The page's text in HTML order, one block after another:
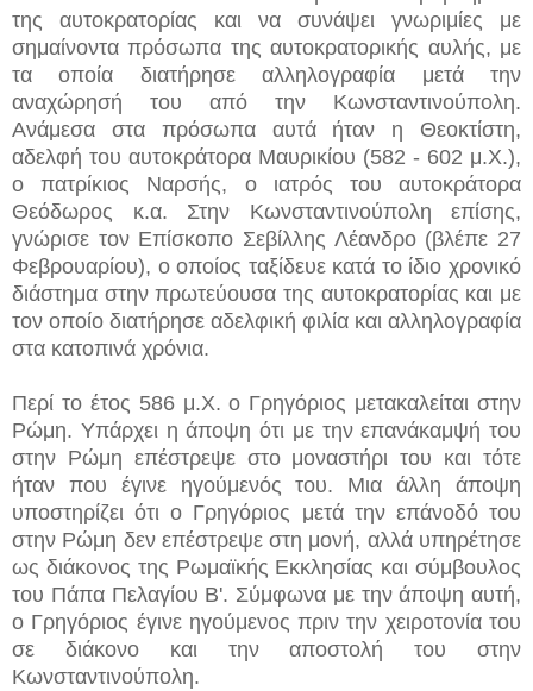
της αυτοκρατορίας και να συνάψει γνωριμίες με
σημαίνοντα πρόσωπα της αυτοκρατορικής αυλής, με
τα οποία διατήρησε αλληλογραφία μετά την
αναχώρησή του από την Κωνσταντινούπολη.
Ανάμεσα στα πρόσωπα αυτά ήταν η Θεοκτίστη,
αδελφή του αυτοκράτορα Μαυρικίου (582 - 602 μ.Χ.),
ο πατρίκιος Ναρσής, ο ιατρός του αυτοκράτορα
Θεόδωρος κ.α. Στην Κωνσταντινούπολη επίσης,
γνώρισε τον Επίσκοπο Σεβίλλης Λέανδρο (βλέπε 27
Φεβρουαρίου), ο οποίος ταξίδευε κατά το ίδιο χρονικό
διάστημα στην πρωτεύουσα της αυτοκρατορίας και με
τον οποίο διατήρησε αδελφική φιλία και αλληλογραφία
στα κατοπινά χρόνια.
Περί το έτος 586 μ.Χ. ο Γρηγόριος μετακαλείται στην
Ρώμη. Υπάρχει η άποψη ότι με την επανάκαμψή του
στην Ρώμη επέστρεψε στο μοναστήρι του και τότε
ήταν που έγινε ηγούμενός του. Μια άλλη άποψη
υποστηρίζει ότι ο Γρηγόριος μετά την επάνοδό του
στην Ρώμη δεν επέστρεψε στη μονή, αλλά υπηρέτησε
ως διάκονος της Ρωμαϊκής Εκκλησίας και σύμβουλος
του Πάπα Πελαγίου Β'. Σύμφωνα με την άποψη αυτή,
ο Γρηγόριος έγινε ηγούμενος πριν την χειροτονία του
σε διάκονο και την αποστολή του στην
Κωνσταντινούπολη.